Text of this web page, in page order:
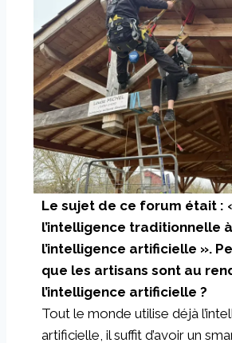
Le sujet de ce forum était :
l’intelligence traditionnelle à
l’intelligence artificielle ».
que les artisans sont au
l’intelligence artificielle ?
Tout le monde utilise déjà
artificielle, il suffit d’avoir un